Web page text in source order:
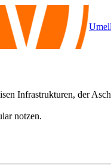
Infrastrukturen, der
notzen.